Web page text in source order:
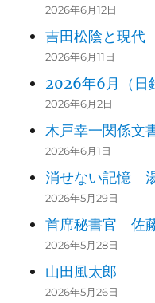
2026年6月12日
吉田松陰と現代
2026年6月11日
2026年6月（日
2026年6月2日
木戸幸一関係文
2026年6月1日
消せない記憶
2026年5月29日
首席秘書官 佐
2026年5月28日
山田風太郎
2026年5月26日